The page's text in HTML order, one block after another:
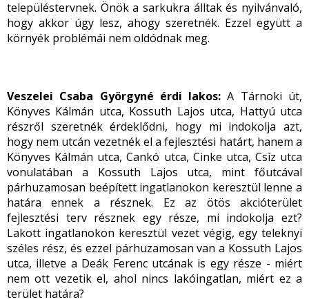
településtervnek. Önök a sarkukra álltak és nyilvánvaló,
hogy akkor úgy lesz, ahogy szeretnék. Ezzel együtt a
környék problémái nem oldódnak meg.
Veszelei Csaba Györgyné érdi lakos: A Tárnoki út,
Könyves Kálmán utca, Kossuth Lajos utca, Hattyú utca
részről szeretnék érdeklődni, hogy mi indokolja azt,
hogy nem utcán vezetnék el a fejlesztési határt, hanem a
Könyves Kálmán utca, Cankó utca, Cinke utca, Csíz utca
vonulatában a Kossuth Lajos utca, mint főutcával
párhuzamosan beépített ingatlanokon keresztül lenne a
határa ennek a résznek. Ez az ötös akcióterület
fejlesztési terv résznek egy része, mi indokolja ezt?
Lakott ingatlanokon keresztül vezet végig, egy teleknyi
széles rész, és ezzel párhuzamosan van a Kossuth Lajos
utca, illetve a Deák Ferenc utcának is egy része - miért
nem ott vezetik el, ahol nincs lakóingatlan, miért ez a
terület határa?